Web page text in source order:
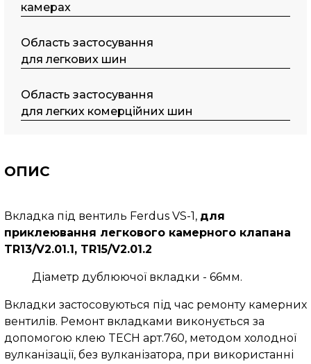
камерах
Область застосування
для легкових шин
Область застосування
для легких комерційних шин
ОПИС
Вкладка під вентиль Ferdus VS-1, для
приклеювання легкового камерного клапана
TR13/V2.01.1, TR15/V2.01.2
Діаметр дублюючої вкладки - 66мм.
Вкладки застосовуються під час ремонту камерних
вентилів. Ремонт вкладками виконується за
допомогою клею TECH арт.760, методом холодної
вулканізації, без вулканізатора, при використанні